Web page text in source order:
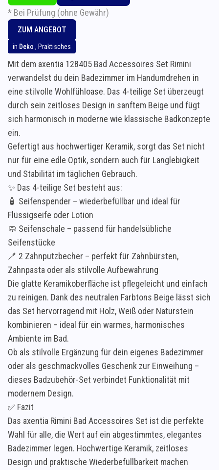
* Bei Prüfung (ohne Gewähr)
ZUM ANGEBOT
in Deko , Praktisches
Mit dem axentia 128405 Bad Accessoires Set Rimini
verwandelst du dein Badezimmer im Handumdrehen in
eine stilvolle Wohlfühloase. Das 4-teilige Set überzeugt
durch sein zeitloses Design in sanftem Beige und fügt
sich harmonisch in moderne wie klassische Badkonzepte
ein.
Gefertigt aus hochwertiger Keramik, sorgt das Set nicht
nur für eine edle Optik, sondern auch für Langlebigkeit
und Stabilität im täglichen Gebrauch.
✨ Das 4-teilige Set besteht aus:
🧴 Seifenspender – wiederbefüllbar und ideal für
Flüssigseife oder Lotion
🧼 Seifenschale – passend für handelsübliche
Seifenstücke
🪥 2 Zahnputzbecher – perfekt für Zahnbürsten,
Zahnpasta oder als stilvolle Aufbewahrung
Die glatte Keramikoberfläche ist pflegeleicht und einfach
zu reinigen. Dank des neutralen Farbtons Beige lässt sich
das Set hervorragend mit Holz, Weiß oder Naturstein
kombinieren – ideal für ein warmes, harmonisches
Ambiente im Bad.
Ob als stilvolle Ergänzung für dein eigenes Badezimmer
oder als geschmackvolles Geschenk zur Einweihung –
dieses Badzubehör-Set verbindet Funktionalität mit
modernem Design.
✅ Fazit
Das axentia Rimini Bad Accessoires Set ist die perfekte
Wahl für alle, die Wert auf ein abgestimmtes, elegantes
Badezimmer legen. Hochwertige Keramik, zeitloses
Design und praktische Wiederbefüllbarkeit machen